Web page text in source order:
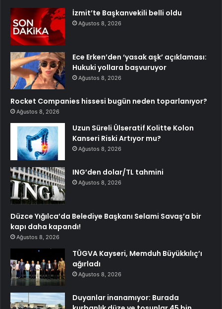
İzmit’te Başkanvekili belli oldu
Ağustos 8, 2026
Ece Erken’den ‘yasak aşk’ açıklaması:
Hukuki yollara başvuruyor
Ağustos 8, 2026
Rocket Companies hissesi bugün neden toparlanıyor?
Ağustos 8, 2026
Uzun Süreli Ülseratif Kolitte Kolon
Kanseri Riski Artıyor mu?
Ağustos 8, 2026
ING’den dolar/TL tahmini
Ağustos 8, 2026
Düzce Yığılca’da Belediye Başkanı Selami Savaş’a bir
kapı daha kapandı!
Ağustos 8, 2026
TÜGVA Kayseri, Memduh Büyükkılıç’ı
ağırladı
Ağustos 8, 2026
Duyanlar inanamıyor: Burada